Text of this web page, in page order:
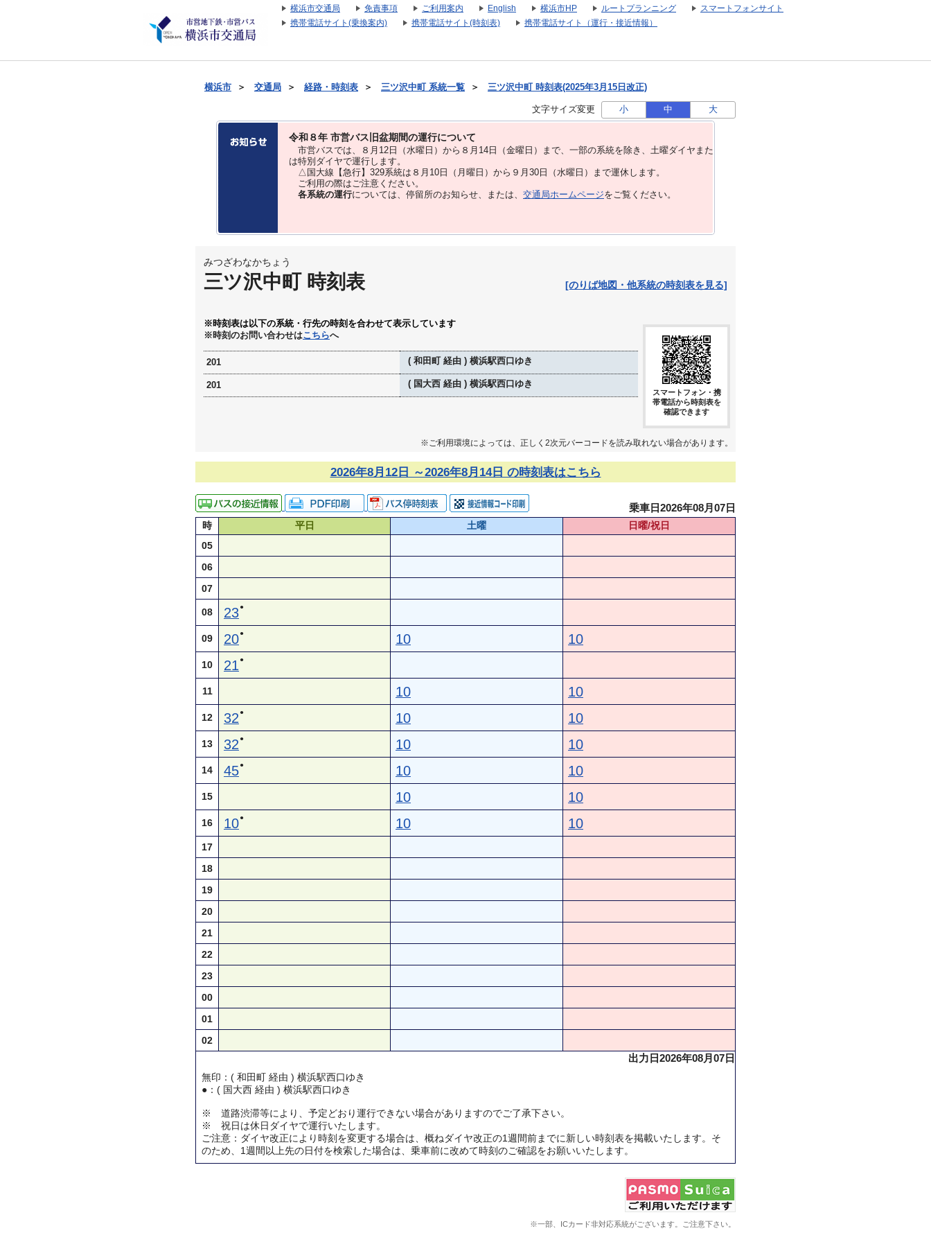
横浜市交通局 免責事項 ご利用案内 English 横浜市HP ルートプランニング
スマートフォンサイト
携帯電話サイト(乗換案内)
携帯電話サイト(時刻表) 携帯電話サイト（運行・接近情報）
横浜市 ＞ 交通局 ＞ 経路・時刻表 ＞ 三ツ沢中町 系統一覧 ＞ 三ツ沢中町 時刻表(2025年3月15日改正)
文字サイズ変更 小 中 大
令和８年 市営バス旧盆期間の運行について
市営バスでは、８⽉12⽇（水曜日）から８⽉14⽇（金曜日）まで、⼀部の系統を除き、⼟曜ダイヤまた
は特別ダイヤで運⾏します。
△国大線【急行】329系統は８月10日（月曜日）から９月30日（水曜日）まで運休します。
ご利用の際はご注意ください。
各系統の運行については、停留所のお知らせ、または、 交通局ホームページをご覧ください。
みつざわなかちょう
三ツ沢中町 時刻表 [のりば地図・他系統の時刻表を見る]
※時刻表は以下の系統・行先の時刻を合わせて表示しています
※時刻のお問い合わせはこちらへ
201 ( 和田町 経由 ) 横浜駅西口ゆき
201 ( 国大西 経由 ) 横浜駅西口ゆき
スマートフォン・携
帯電話から時刻表を
確認できます
※ご利用環境によっては、正しく2次元バーコードを読み取れない場合があります。
2026年8月12日 ～2026年8月14日 の時刻表はこちら
乗車日2026年08月07日
時 平日 土曜
日曜/祝日
05
06
07
08 23●
09 20● 10 10
10 21 ●
11 10 10
12 32 ● 10 10
13 32 ● 10 10
14 45● 10 10
15 10 10
16 10● 10 10
17
18
19
20
21
22
23
00
01
02
出力日2026年08月07日
無印：( 和田町 経由 ) 横浜駅西口ゆき
●：( 国大西 経由 ) 横浜駅西口ゆき
※ 道路渋滞等により、予定どおり運行できない場合がありますのでご了承下さい。
※ 祝日は休日ダイヤで運行いたします。
ご注意：ダイヤ改正により時刻を変更する場合は、概ねダイヤ改正の1週間前までに新しい時刻表を掲載いたします。そ
のため、1週間以上先の日付を検索した場合は、乗車前に改めて時刻のご確認をお願いいたします。
※一部、ICカード非対応系統がございます。ご注意下さい。